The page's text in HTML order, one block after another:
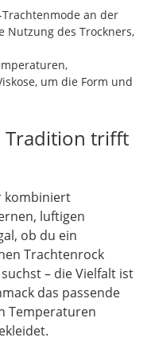
an der
Nutzung des Trockners,
um die Form und
Tradition trifft
kombiniert
luftigen
ob du ein
Trachtenrock
– die Vielfalt ist
das passende
Temperaturen